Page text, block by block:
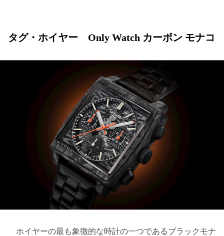
タグ・ホイヤー Only Watch カーボン モナコ
ホイヤーの最も象徴的な時計の一つであるブラックモナ